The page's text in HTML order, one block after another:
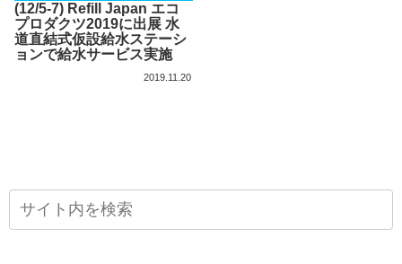
(12/5-7) Refill Japan エコ
プロダクツ2019に出展 水
道直結式仮設給水ステーシ
ョンで給水サービス実施
2019.11.20